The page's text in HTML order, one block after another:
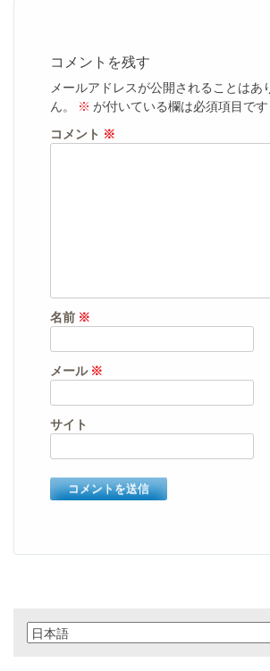
コメントを残す
メールアドレスが公開されることはあ
ん。
※ が付いている欄は必須項目です
コメント ※
名前 ※
メール ※
サイト